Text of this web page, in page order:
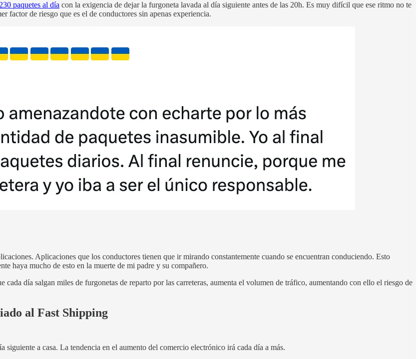
paquetes al día con la exigencia de dejar la furgoneta lavada al día siguiente antes de las 20h. Es muy difícil que ese ritmo no te
factor de riesgo que es el de conductores sin apenas experiencia.
Aplicaciones que los conductores tienen que ir mirando constantemente cuando se encuentran conduciendo. Esto
haya mucho de esto en la muerte de mi padre y su compañero.
cada día salgan miles de furgonetas de reparto por las carreteras, aumenta el volumen de tráfico, aumentando con ello el riesgo de
al Fast Shipping
a casa. La tendencia en el aumento del comercio electrónico irá cada día a más.